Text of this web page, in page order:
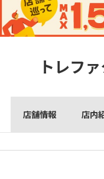
トレフ
店舗情報 店内